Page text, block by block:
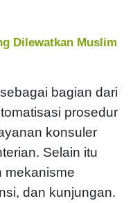
Dilewatkan Muslim
bagian dari
prosedur
konsuler
Selain itu
mekanisme
dan kunjungan.